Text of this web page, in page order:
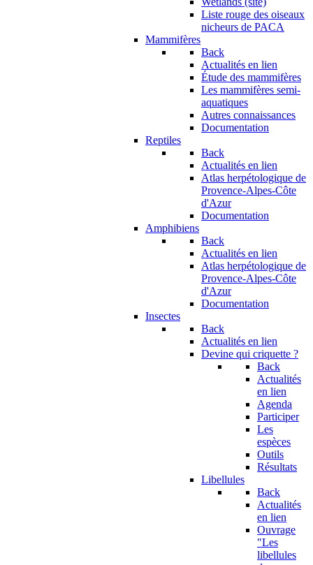
Liste rouge des oiseaux
nicheurs de PACA
Mammifères
Back
Actualités en lien
Étude des mammifères
Les mammifères semi-
aquatiques
Autres connaissances
Documentation
Reptiles
Back
Actualités en lien
Atlas herpétologique de
Provence-Alpes-Côte
d'Azur
Documentation
Amphibiens
Back
Actualités en lien
Atlas herpétologique de
Provence-Alpes-Côte
d'Azur
Documentation
Insectes
Back
Actualités en lien
Devine qui criquette ?
Back
Actualités
en lien
Agenda
Participer
Les
espèces
Outils
Résultats
Libellules
Back
Actualités
en lien
Ouvrage
"Les
libellules